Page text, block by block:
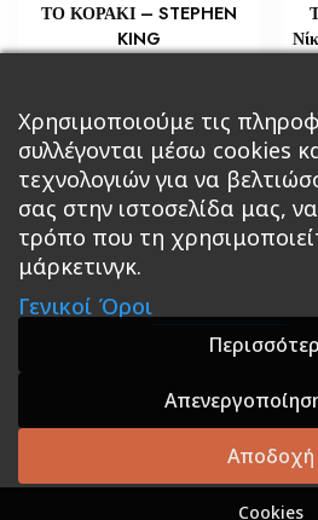
ΤΟ ΚΟΡΑΚΙ – STEPHEN
KING
Προσθήκη στο καλάθι
Κεντρική Βιβλία
Roleplaying Games
Σε Προσφορά
A theme by GradientThemes
Themes
Χρησιμοποιούμε τις
συλλέγονται μέσω cookies
τεχνολογιών για να
σας στην ιστοσελίδα μας,
τρόπο που τη
μάρκετινγκ.
Γενικοί Όροι
Αποδοχή
Cookies